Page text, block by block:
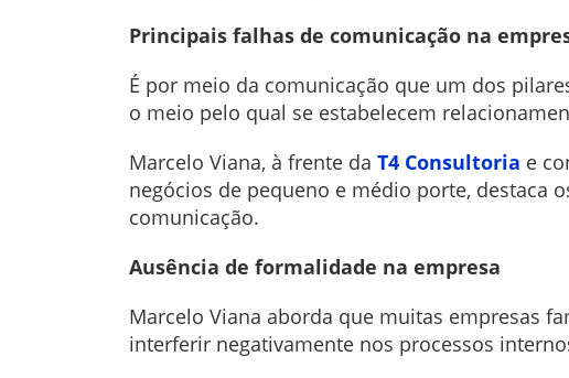
Principais falhas de comunicação na
É por meio da comunicação que um dos
o meio pelo qual se estabelecem
Marcelo Viana, à frente da T4 Consultoria e
negócios de pequeno e médio porte, destaca
comunicação.
Ausência de formalidade na empresa
Marcelo Viana aborda que muitas empresas
interferir negativamente nos processos